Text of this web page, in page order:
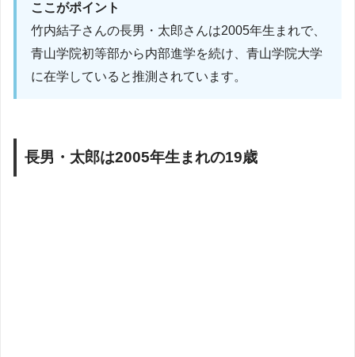
ここがポイント
竹内結子さんの長男・太郎さんは2005年生まれで、
青山学院初等部から内部進学を続け、青山学院大学
に在学していると推測されています。
長男・太郎は2005年生まれの19歳